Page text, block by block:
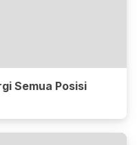
Semua Posisi